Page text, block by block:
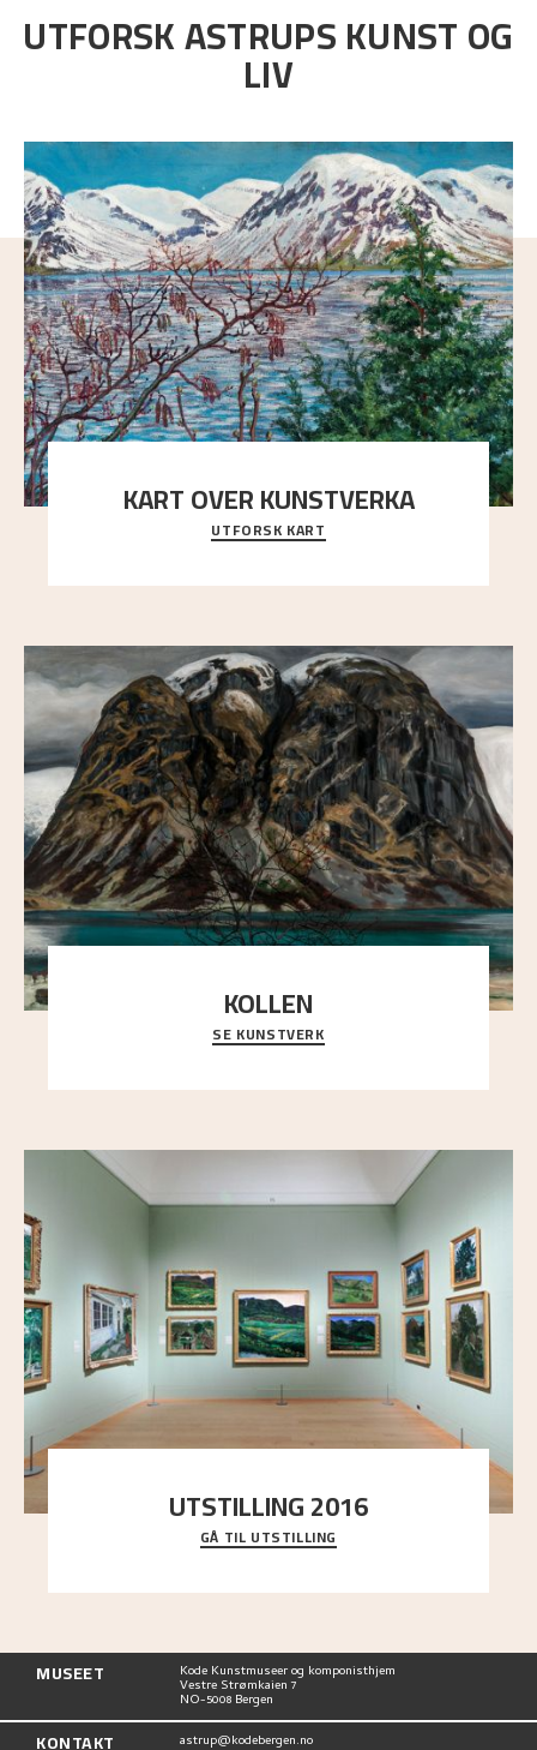
UTFORSK ASTRUPS KUNST OG
LIV
KART OVER KUNSTVERKA
Utforsk stedene og utsiktene i Astrups malerier
UTFORSK KART
KOLLEN
Et ruvende fjell dominerer bildeflaten, og står i
sterk kontrast til det spinkle rognetreet ute
SE KUNSTVERK
UTSTILLING 2016
En komplett oversikt over Nikolai Astrups
utstillinger, fra debuten i 1900 og frem til i dag.
GÅ TIL UTSTILLING
MUSEET Kode Kunstmuseer og komponisthjem
Vestre Strømkaien 7
NO-5008 Bergen
KONTAKT astrup@kodebergen.no